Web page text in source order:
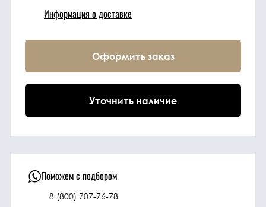
Фильтрующие
Под заказ
Информация о доставке
Оформить заказ
Уточнить наличие
Поможем с подбором
8 (800) 707-76-78